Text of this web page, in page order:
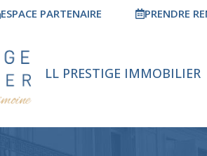
ESPACE PARTENAIRE PRENDRE
LL PRESTIGE IMMOBILIER